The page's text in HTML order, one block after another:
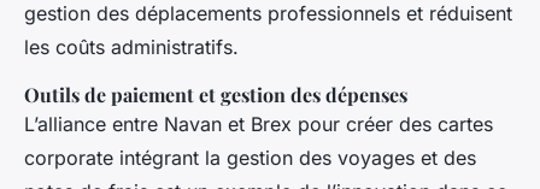
gestion des déplacements professionnels et réduisent
les coûts administratifs.
Outils de paiement et gestion des dépenses
L’alliance entre Navan et Brex pour créer des cartes
corporate intégrant la gestion des voyages et des